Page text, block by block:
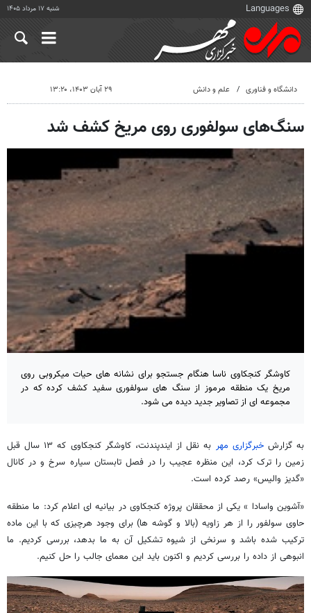
شنبه ۱۷ مرداد ۱۴۰۵
دانشگاه و فناوری علم و دانش ۲۹ آبان ۱۴۰۳، ۱۳:۲۰
سنگ‌های سولفوری روی مریخ کشف شد
کاوشگر کنجکاوی ناسا هنگام جستجو برای نشانه های حیات میکروبی روی
مریخ یک منطقه مرموز از سنگ های سولفوری سفید کشف کرده که در
مجموعه ای از تصاویر جدید دیده می شود.
به گزارشخبرگزاری مهر
به نقل از ایندپندنت، کاوشگر کنجکاوی که ۱۳ سال قبل
زمین را ترک کرد، این منظره عجیب را در فصل تابستان سیاره سرخ و در کانال
«گدیز والیس» رصد کرده است.
«آشوین واسادا » یکی از محققان پروژه کنجکاوی در بیانیه ای اعلام کرد: ما منطقه
حاوی سولفور را از هر زاویه (بالا و گوشه ها) برای وجود هرچیزی که با این ماده
ترکیب شده باشد و سرنخی از شیوه تشکیل آن به ما بدهد، بررسی کردیم. ما
انبوهی از داده را بررسی کردیم و اکنون باید این معمای جالب را حل کنیم.